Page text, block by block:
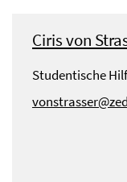
Ciris von
Studentische